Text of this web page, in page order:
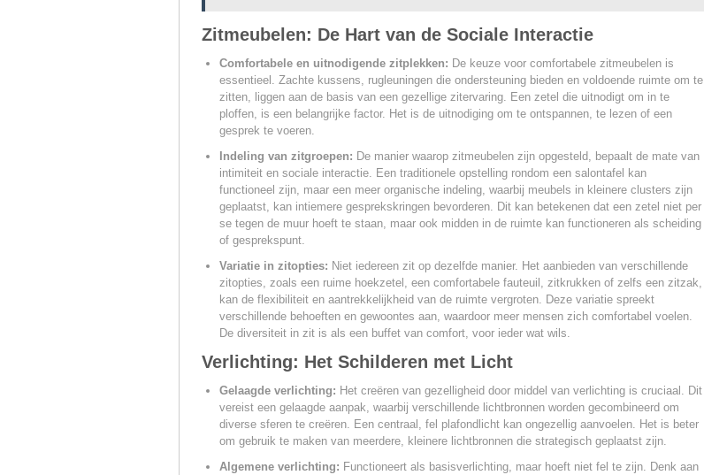
Zitmeubelen: De Hart van de Sociale Interactie
Comfortabele en uitnodigende zitplekken: De keuze voor comfortabele zitmeubelen is
essentieel. Zachte kussens, rugleuningen die ondersteuning bieden en voldoende ruimte om te
zitten, liggen aan de basis van een gezellige zitervaring. Een zetel die uitnodigt om in te
ploffen, is een belangrijke factor. Het is de uitnodiging om te ontspannen, te lezen of een
gesprek te voeren.
Indeling van zitgroepen: De manier waarop zitmeubelen zijn opgesteld, bepaalt de mate van
intimiteit en sociale interactie. Een traditionele opstelling rondom een salontafel kan
functioneel zijn, maar een meer organische indeling, waarbij meubels in kleinere clusters zijn
geplaatst, kan intiemere gesprekskringen bevorderen. Dit kan betekenen dat een zetel niet per
se tegen de muur hoeft te staan, maar ook midden in de ruimte kan functioneren als scheiding
of gesprekspunt.
Variatie in zitopties: Niet iedereen zit op dezelfde manier. Het aanbieden van verschillende
zitopties, zoals een ruime hoekzetel, een comfortabele fauteuil, zitkrukken of zelfs een zitzak,
kan de flexibiliteit en aantrekkelijkheid van de ruimte vergroten. Deze variatie spreekt
verschillende behoeften en gewoontes aan, waardoor meer mensen zich comfortabel voelen.
De diversiteit in zit is als een buffet van comfort, voor ieder wat wils.
Verlichting: Het Schilderen met Licht
Gelaagde verlichting: Het creëren van gezelligheid door middel van verlichting is cruciaal. Dit
vereist een gelaagde aanpak, waarbij verschillende lichtbronnen worden gecombineerd om
diverse sferen te creëren. Een centraal, fel plafondlicht kan ongezellig aanvoelen. Het is beter
om gebruik te maken van meerdere, kleinere lichtbronnen die strategisch geplaatst zijn.
Algemene verlichting: Functioneert als basisverlichting, maar hoeft niet fel te zijn. Denk aan